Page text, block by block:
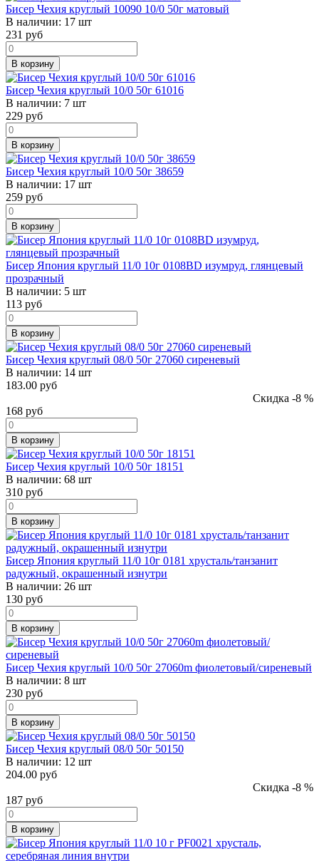
Бисер Чехия круглый 10090 10/0 50г матовый
В наличии: 17 шт
231 руб
В корзину
Бисер Чехия круглый 10/0 50г 61016
В наличии: 7 шт
229 руб
В корзину
Бисер Чехия круглый 10/0 50г 38659
В наличии: 17 шт
259 руб
В корзину
Бисер Япония круглый 11/0 10г 0108BD изумруд, глянцевый
прозрачный
В наличии: 5 шт
113 руб
В корзину
Бисер Чехия круглый 08/0 50г 27060 сиреневый
В наличии: 14 шт
183.00 руб
Скидка -8 %
168 руб
В корзину
Бисер Чехия круглый 10/0 50г 18151
В наличии: 68 шт
310 руб
В корзину
Бисер Япония круглый 11/0 10г 0181 хрусталь/танзанит
радужный, окрашенный изнутри
В наличии: 26 шт
130 руб
В корзину
Бисер Чехия круглый 10/0 50г 27060m фиолетовый/сиреневый
В наличии: 8 шт
230 руб
В корзину
Бисер Чехия круглый 08/0 50г 50150
В наличии: 12 шт
204.00 руб
Скидка -8 %
187 руб
В корзину